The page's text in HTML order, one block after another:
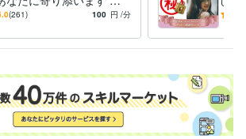
ート / 事務（一般事務） 経験年数 : 10年
他 / 保育士・ベビーシッター 経験年数 : 2年
3月 ~ 1993年5月
年3月 ~ 1997年2月
年3月 ~ 2012年2月
~ 2014年11月
ヤ、ストレス発散して！
♪
(261) 100 円 /分
わな